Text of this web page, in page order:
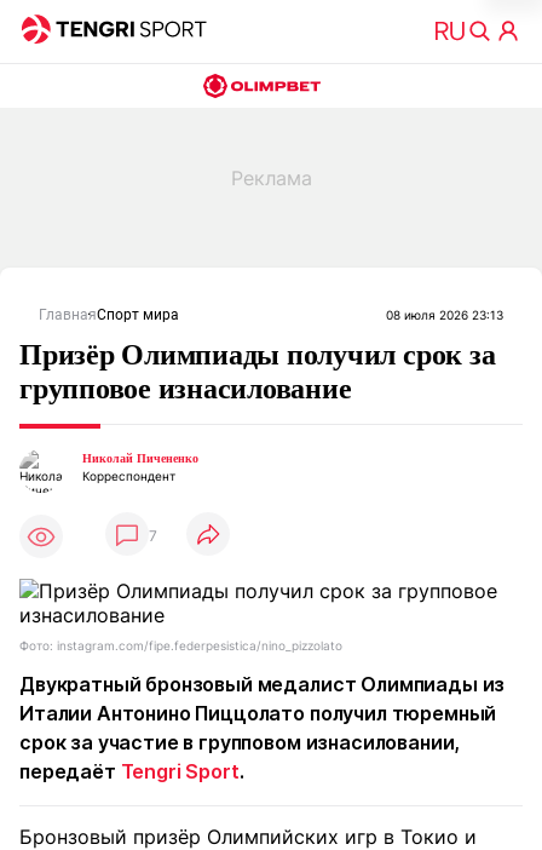
ГлавнаяСпорт мира 08 июля 2026 23:13
Призёр Олимпиады получил срок за
групповое изнасилование
Николай Пичененко
Корреспондент
7
Фото: instagram.com/fipe.federpesistica/nino_pizzolato
Двукратный бронзовый медалист Олимпиады из
Италии Антонино Пиццолато получил тюремный
срок за участие в групповом изнасиловании,
передаёт Tengri Sport.
Бронзовый призёр Олимпийских игр в Токио и